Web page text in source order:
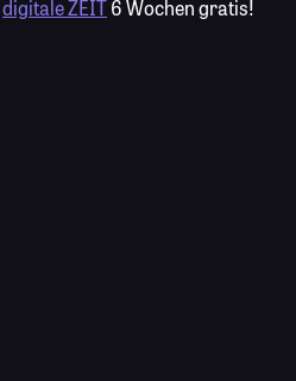
digitale ZEIT6 Wochen gratis!